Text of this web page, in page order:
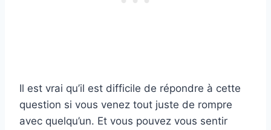
Il est vrai qu’il est difficile de répondre à cette
question si vous venez tout juste de rompre
avec quelqu’un. Et vous pouvez vous sentir